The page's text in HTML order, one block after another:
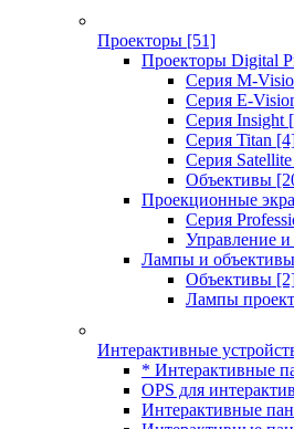
Проекторы [51]
Проекторы Digital
Серия M-
Серия E-
Серия Insight
Серия Titan
Серия Satellite
Объективы
Проекционные
Серия
Управление и
Лампы и объективы
Объективы
Лампы
Интерактивные
* Интерактивные
OPS для
Интерактивные